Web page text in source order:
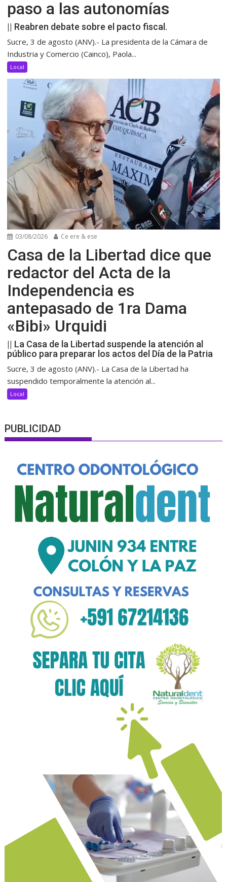
paso a las autonomías
|| Reabren debate sobre el pacto fiscal.
Sucre, 3 de agosto (ANV).- La presidenta de la Cámara de
Industria y Comercio (Cainco), Paola...
Local
03/08/2026 Ce ere & ese
Casa de la Libertad dice que
redactor del Acta de la
Independencia es
antepasado de 1ra Dama
«Bibi» Urquidi
|| La Casa de la Libertad suspende la atención al
público para preparar los actos del Día de la Patria
Sucre, 3 de agosto (ANV).- La Casa de la Libertad ha
suspendido temporalmente la atención al...
Local
PUBLICIDAD